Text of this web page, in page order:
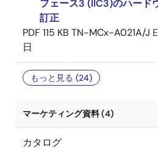
フェース3 (IIC3)のハード
訂正
PDF 115 KB TN-MCx-A021A/J
日
もっと見る (24)
マーケティング資料 (4)
カタログ